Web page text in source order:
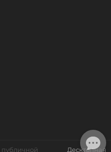
публичной Десктопная